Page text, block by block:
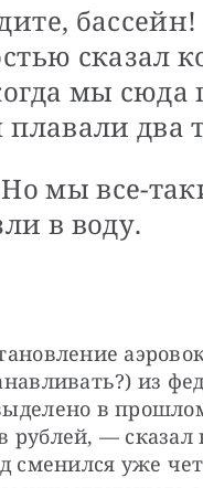
сказал
мы сюда
два
мы все-
в воду.
из
в
рублей, — сказал
сменился уже